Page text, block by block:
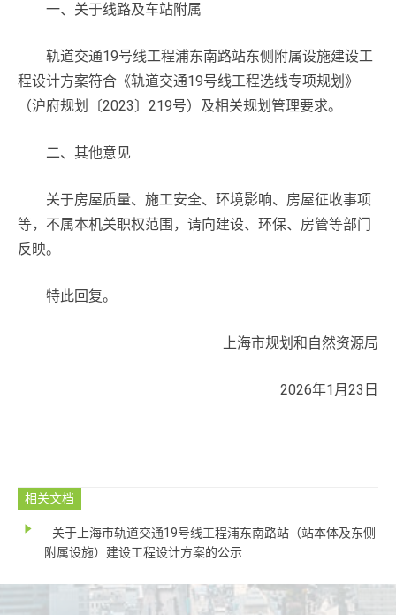
一、关于线路及车站附属
轨道交通19号线工程浦东南路站东侧附属设施建设工
程设计方案符合《轨道交通19号线工程选线专项规划》
（沪府规划〔2023〕219号）及相关规划管理要求。
二、其他意见
关于房屋质量、施工安全、环境影响、房屋征收事项
等，不属本机关职权范围，请向建设、环保、房管等部门
反映。
特此回复。
上海市规划和自然资源局
2026年1月23日
相关文档
关于上海市轨道交通19号线工程浦东南路站（站本体及东侧
附属设施）建设工程设计方案的公示